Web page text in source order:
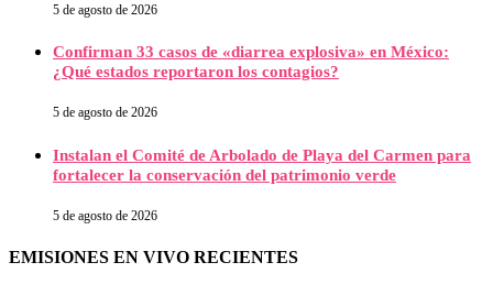
5 de agosto de 2026
Confirman 33 casos de «diarrea explosiva» en México:
¿Qué estados reportaron los contagios?
5 de agosto de 2026
Instalan el Comité de Arbolado de Playa del Carmen para
fortalecer la conservación del patrimonio verde
5 de agosto de 2026
EMISIONES EN VIVO RECIENTES